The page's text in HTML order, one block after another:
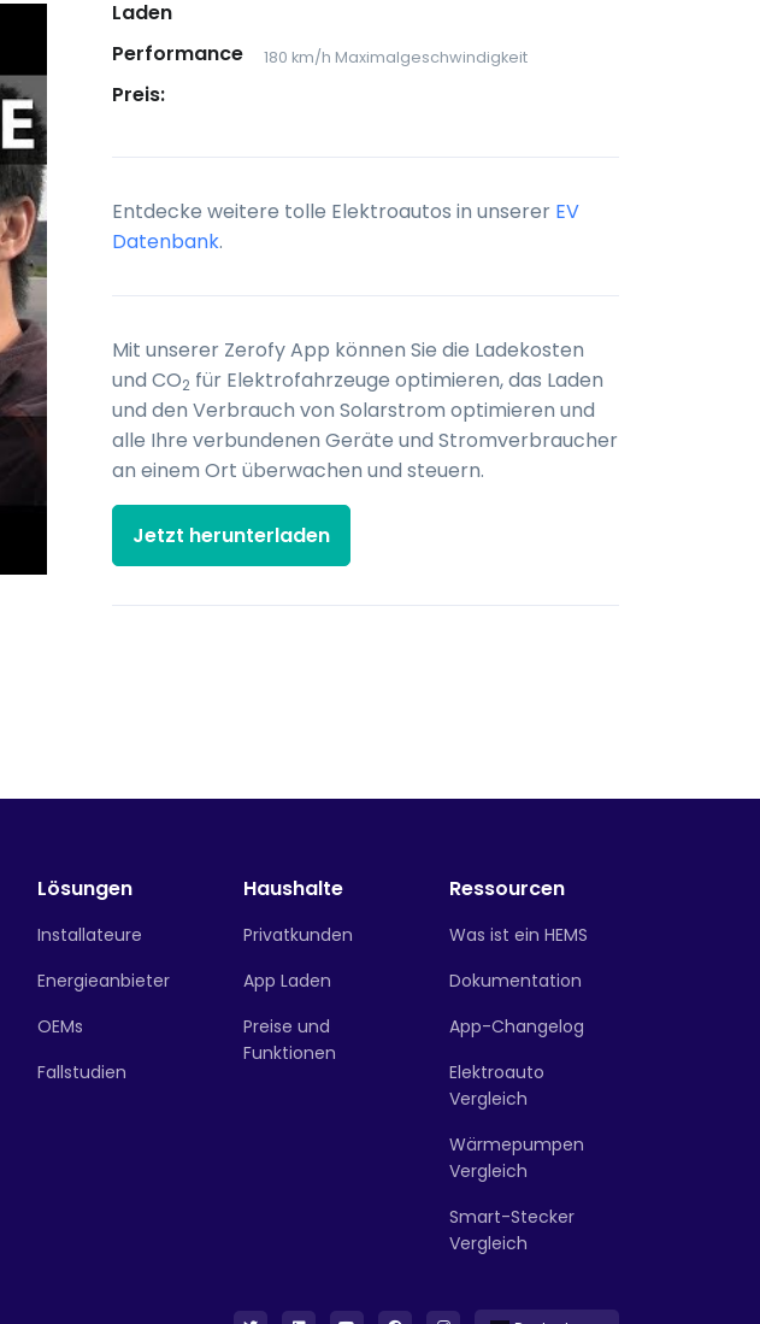
Laden
Performance
180 km/h Maximalgeschwindigkeit
Preis:
Entdecke weitere tolle Elektroautos in unserer EV
Datenbank.
Mit unserer Zerofy App können Sie die Ladekosten
und CO2 für Elektrofahrzeuge optimieren, das Laden
und den Verbrauch von Solarstrom optimieren und
alle Ihre verbundenen Geräte und Stromverbraucher
an einem Ort überwachen und steuern.
Jetzt herunterladen
Lösungen
Installateure
Energieanbieter
OEMs
Fallstudien
Haushalte
Privatkunden
App Laden
Preise und
Funktionen
Ressourcen
Was ist ein HEMS
Dokumentation
App-Changelog
Elektroauto
Vergleich
Wärmepumpen
Vergleich
Smart-Stecker
Vergleich